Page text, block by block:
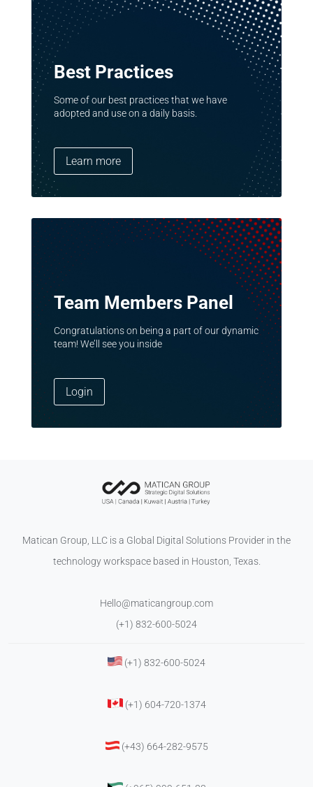
Best Practices
Some of our best practices that we have
adopted and use on a daily basis.
Learn more
Team Members Panel
Congratulations on being a part of our dynamic
team! We’ll see you inside
Login
Matican Group, LLC is a Global Digital Solutions Provider in the
technology workspace based in Houston, Texas.
Hello@maticangroup.com
(+1) 832-600-5024
(+1) 832-600-5024
(+1) 604-720-1374
(+43) 664-282-9575